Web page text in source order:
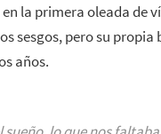
la primera oleada de
sesgos, pero su
años.